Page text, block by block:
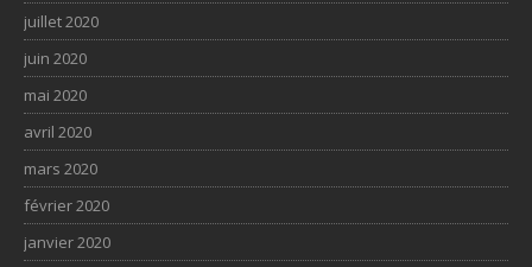
juillet 2020
juin 2020
mai 2020
avril 2020
mars 2020
février 2020
janvier 2020